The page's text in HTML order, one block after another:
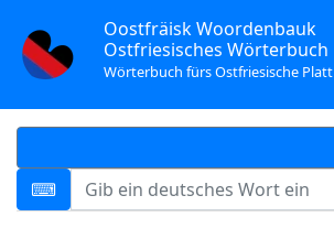
Oostfräisk Woordenbauk
Ostfriesisches Wörterbuch
Wörterbuch fürs Ostfriesische Platt